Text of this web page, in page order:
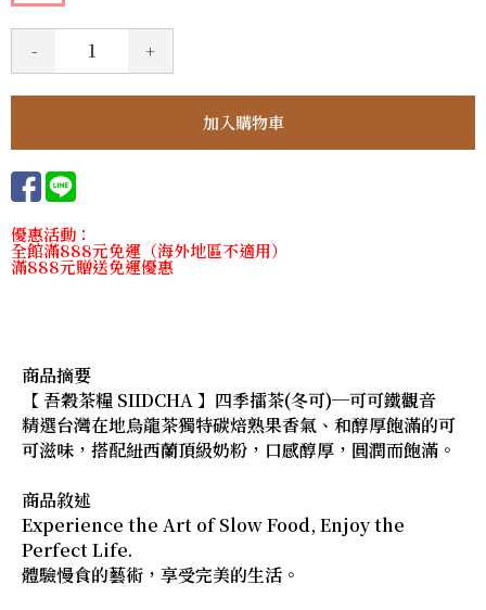
- +
優惠活動：
全館滿888元免運（海外地區不適用）
滿888元贈送免運優惠
商品摘要
【 吾穀茶糧 SIIDCHA 】四季擂茶(冬可)─可可鐵觀音
精選台灣在地烏龍茶獨特碳焙熟果香氣、和醇厚飽滿的可
可滋味，搭配紐西蘭頂級奶粉，口感醇厚，圓潤而飽滿。
商品敘述
Experience the Art of Slow Food, Enjoy the
Perfect Life.
體驗慢食的藝術，享受完美的生活。